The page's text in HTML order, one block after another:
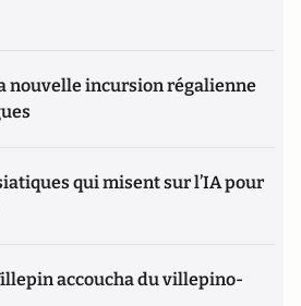
nouvelle incursion régalienne
qui misent sur l’IA pour
accoucha du villepino-